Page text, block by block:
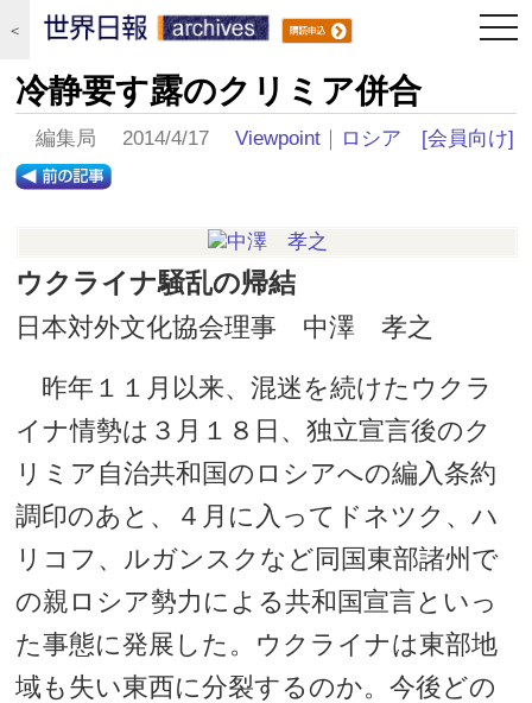
＜
冷静要す露のクリミア併合
編集局 2014/4/17Viewpoint ｜ ロシア [会員向け]
ウクライナ騒乱の帰結
日本対外文化協会理事 中澤 孝之
昨年１１月以来、混迷を続けたウクラ
イナ情勢は３月１８日、独立宣言後のク
リミア自治共和国のロシアへの編入条約
調印のあと、４月に入ってドネツク、ハ
リコフ、ルガンスクなど同国東部諸州で
の親ロシア勢力による共和国宣言といっ
た事態に発展した。ウクライナは東部地
域も失い東西に分裂するのか。今後どの